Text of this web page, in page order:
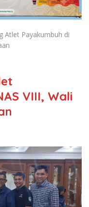
Atlet Payakumbuh di
VIII, Wali